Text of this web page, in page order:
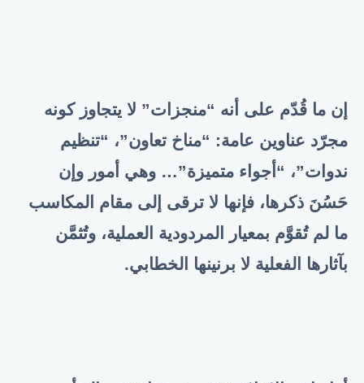
إن ما قُدّم على أنه “منجزات” لا يتجاوز كونه
مجرّد عناوين عامة: “مناخ تعاون”، “تنظيم
ندوات”، “أجواء متميزة”… وهي أمور وإن
حَسُنَ ذكرها، فإنها لا ترقى إلى مقام المكاسب
ما لم تُقوَّم بمعيار المردودية العملية، وتُثمَّن
بآثارها الفعلية لا برنينها الخطابي.